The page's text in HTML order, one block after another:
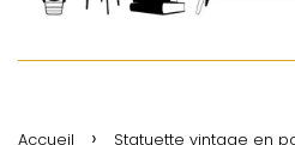
Accueil ›
Statuette vintage en